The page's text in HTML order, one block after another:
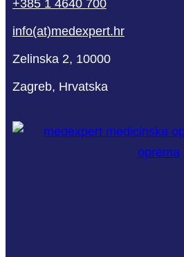
+385 1 4640 700
info(at)medexpert.hr
Zelinska 2, 10000
Zagreb, Hrvatska